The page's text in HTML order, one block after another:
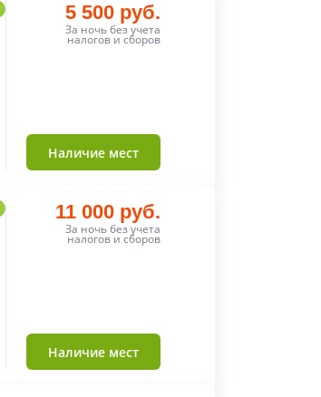
5 500 руб.
За ночь без учета
налогов и сборов
Наличие мест
11 000 руб.
За ночь без учета
налогов и сборов
Наличие мест